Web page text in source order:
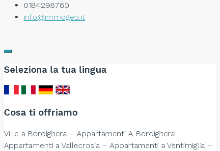
0184298760
info@immogeo.it
Seleziona la tua lingua
Cosa ti offriamo
Ville a Bordighera– Appartamenti A Bordighera –
Appartamenti a Vallecrosia – Appartamenti a Ventimiglia –